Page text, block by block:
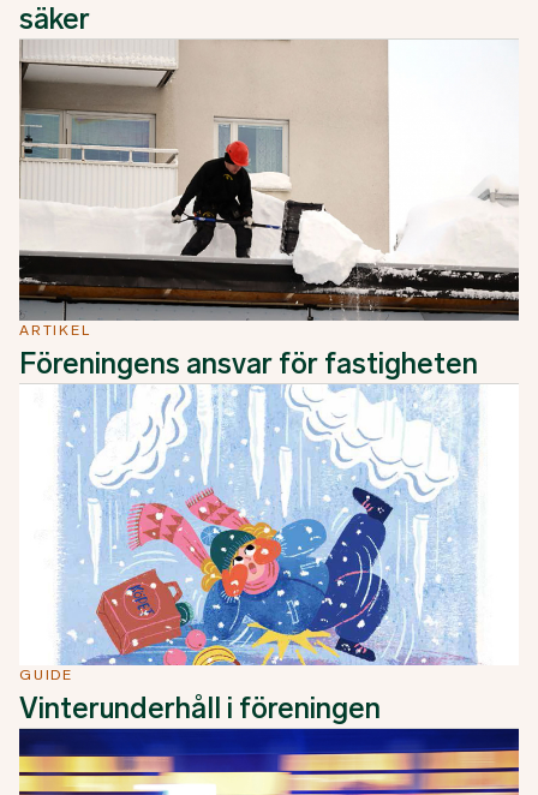
säker
ARTIKEL
Föreningens ansvar för fastigheten
GUIDE
Vinterunderhåll i föreningen